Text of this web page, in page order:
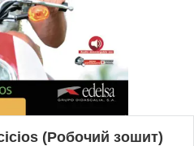
(Робочий зошит)